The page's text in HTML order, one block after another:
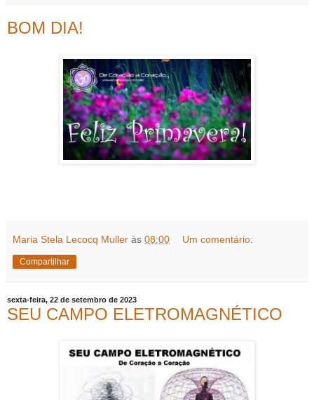
BOM DIA!
Maria Stela Lecocq Muller às 08:00 Um comentário:
Compartilhar
sexta-feira, 22 de setembro de 2023
SEU CAMPO ELETROMAGNÉTICO